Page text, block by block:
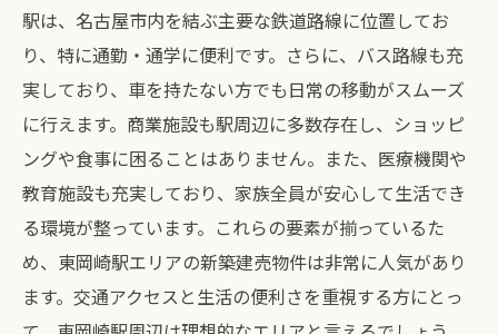
駅は、名古屋市内を結ぶ主要な鉄道路線に位置してお
り、特に通勤・通学に便利です。さらに、バス路線も充
実しており、車を持たない方でも日常の移動がスムーズ
に行えます。商業施設も駅周辺に多数存在し、ショッピ
ングや食事に困ることはありません。また、医療機関や
教育施設も充実しており、家族全員が安心して生活でき
る環境が整っています。これらの要素が揃っているた
め、東岡崎駅エリアの新築建売物件は非常に人気があり
ます。交通アクセスと生活の便利さを重視する方にとっ